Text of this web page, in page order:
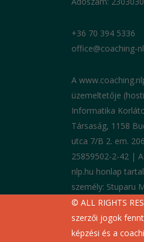
+36 70 394 5336
office@coaching-
A
üzemeltetője
Informatika
Társaság, 1158
utca 7/B 2. em.
25859502-2-42 |
nlp.hu honlap
személy: Stuparu
© ALL RIGHTS
szerzői jogok
képzési és a